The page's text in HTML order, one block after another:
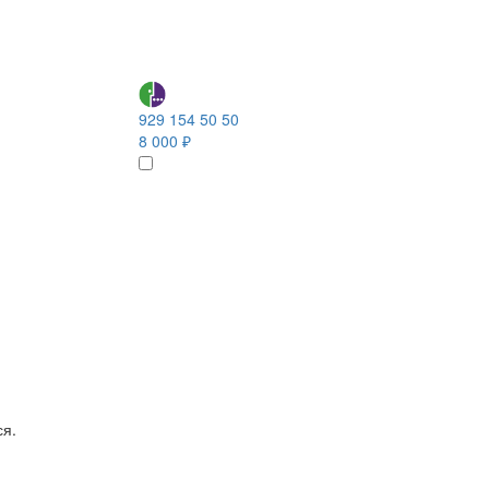
929 154 50 50
8 000 ₽